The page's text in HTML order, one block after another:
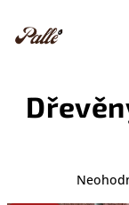
obsah